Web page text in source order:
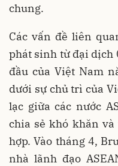
chung.
Các vấn đề liên
phát sinh từ đại dịch
đầu của Việt Nam
dưới sự chủ trì của
lạc giữa các nước
chia sẻ khó khăn
hợp. Vào tháng 4,
nhà lãnh đạo